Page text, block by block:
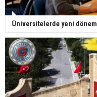
Üniversitelerde yeni dönem